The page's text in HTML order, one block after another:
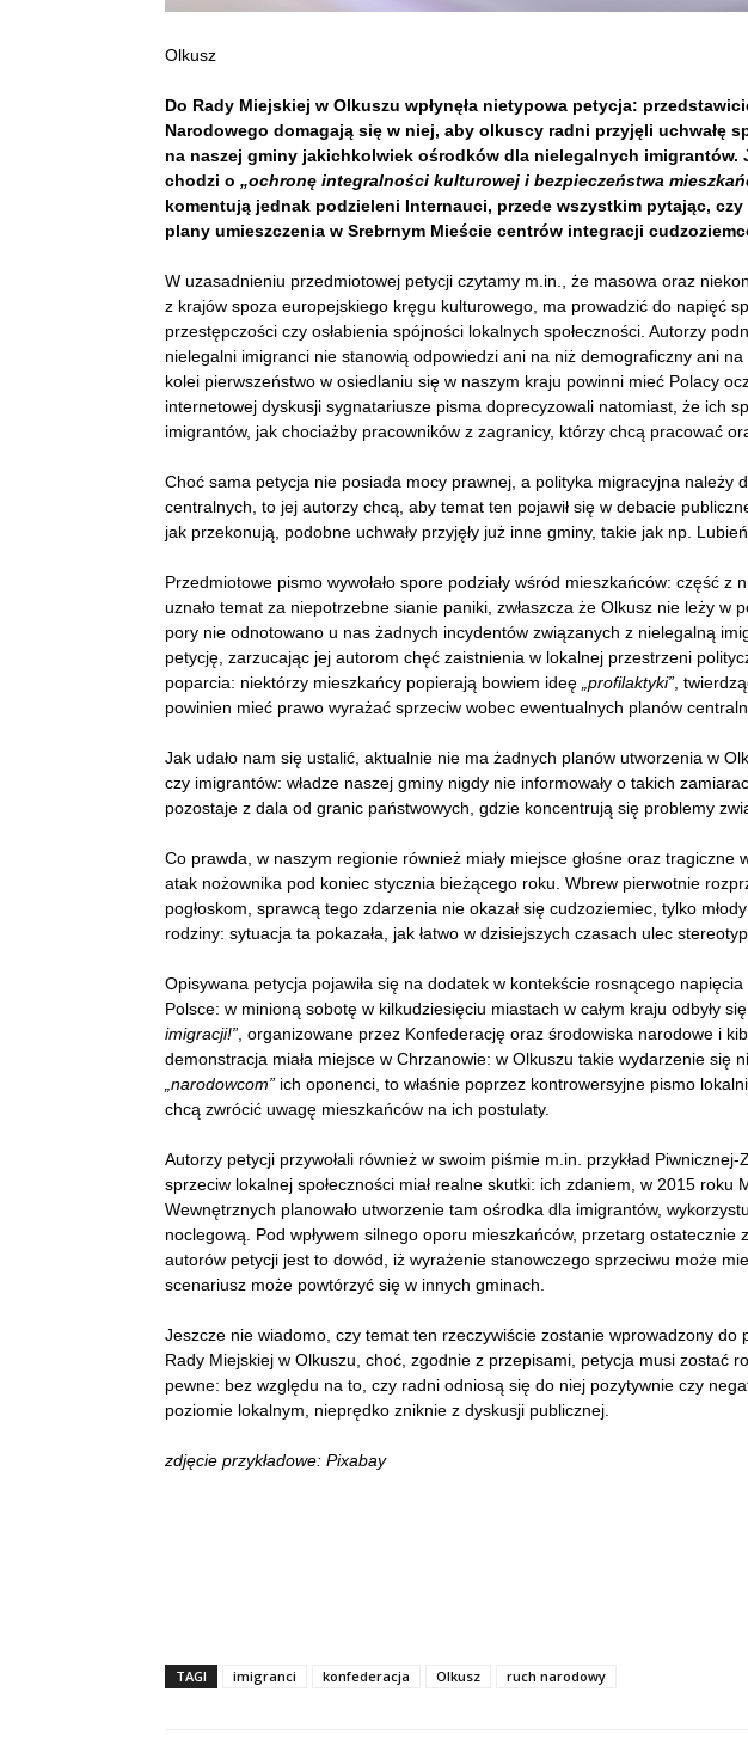
Olkusz
Do Rady Miejskiej w Olkuszu wpłynęła nietypowa petycja:
Narodowego domagają się w niej, aby olkuscy radni przyjęli uchwałę
na naszej gminy jakichkolwiek ośrodków dla nielegalnych imigrantów.
chodzi o „ochronę integralności kulturowej i bezpieczeństwa
komentują jednak podzieleni Internauci, przede wszystkim pytając,
plany umieszczenia w Srebrnym Mieście centrów integracji
W uzasadnieniu przedmiotowej petycji czytamy m.in., że masowa oraz
z krajów spoza europejskiego kręgu kulturowego, ma prowadzić do napięć
przestępczości czy osłabienia spójności lokalnych społeczności. Autorzy
nielegalni imigranci nie stanowią odpowiedzi ani na niż demograficzny ani
kolei pierwszeństwo w osiedlaniu się w naszym kraju powinni mieć Polacy
internetowej dyskusji sygnatariusze pisma doprecyzowali natomiast, że ich
imigrantów, jak chociażby pracowników z zagranicy, którzy chcą pracować
Choć sama petycja nie posiada mocy prawnej, a polityka migracyjna należy
centralnych, to jej autorzy chcą, aby temat ten pojawił się w debacie
jak przekonują, podobne uchwały przyjęły już inne gminy, takie jak np.
Przedmiotowe pismo wywołało spore podziały wśród mieszkańców: część z
uznało temat za niepotrzebne sianie paniki, zwłaszcza że Olkusz nie leży w
pory nie odnotowano u nas żadnych incydentów związanych z nielegalną
petycję, zarzucając jej autorom chęć zaistnienia w lokalnej przestrzeni
poparcia: niektórzy mieszkańcy popierają bowiem ideę „profilaktyki” ,
powinien mieć prawo wyrażać sprzeciw wobec ewentualnych planów
Jak udało nam się ustalić, aktualnie nie ma żadnych planów utworzenia w
czy imigrantów: władze naszej gminy nigdy nie informowały o takich
pozostaje z dala od granic państwowych, gdzie koncentrują się problemy
Co prawda, w naszym regionie również miały miejsce głośne oraz tragiczne
atak nożownika pod koniec stycznia bieżącego roku. Wbrew pierwotnie
pogłoskom, sprawcą tego zdarzenia nie okazał się cudzoziemiec, tylko
rodziny: sytuacja ta pokazała, jak łatwo w dzisiejszych czasach ulec
Opisywana petycja pojawiła się na dodatek w kontekście rosnącego napięcia
Polsce: w minioną sobotę w kilkudziesięciu miastach w całym kraju odbyły
imigracji!” , organizowane przez Konfederację oraz środowiska narodowe i
demonstracja miała miejsce w Chrzanowie: w Olkuszu takie wydarzenie się
„narodowcom” ich oponenci, to właśnie poprzez kontrowersyjne pismo
chcą zwrócić uwagę mieszkańców na ich postulaty.
Autorzy petycji przywołali również w swoim piśmie m.in. przykład
sprzeciw lokalnej społeczności miał realne skutki: ich zdaniem, w 2015 roku
Wewnętrznych planowało utworzenie tam ośrodka dla imigrantów,
noclegową. Pod wpływem silnego oporu mieszkańców, przetarg ostatecznie
autorów petycji jest to dowód, iż wyrażenie stanowczego sprzeciwu może
scenariusz może powtórzyć się w innych gminach.
Jeszcze nie wiadomo, czy temat ten rzeczywiście zostanie wprowadzony do
Rady Miejskiej w Olkuszu, choć, zgodnie z przepisami, petycja musi zostać
pewne: bez względu na to, czy radni odniosą się do niej pozytywnie czy
poziomie lokalnym, nieprędko zniknie z dyskusji publicznej.
zdjęcie przykładowe: Pixabay
TAGI imigranci konfederacja Olkusz ruch narodowy